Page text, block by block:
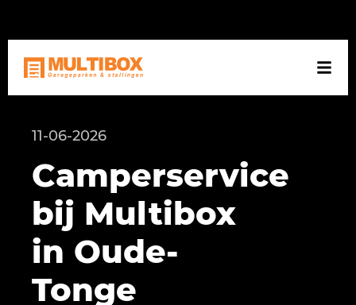
11-06-2026
Camperservice
bij Multibox
in Oude-
Tonge